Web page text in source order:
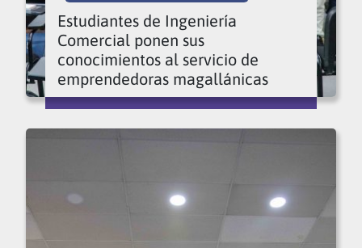
Estudiantes de Ingeniería
Comercial ponen sus
conocimientos al servicio de
emprendedoras magallánicas